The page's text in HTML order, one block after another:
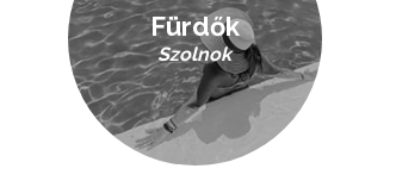
Fürdők
Szolnok